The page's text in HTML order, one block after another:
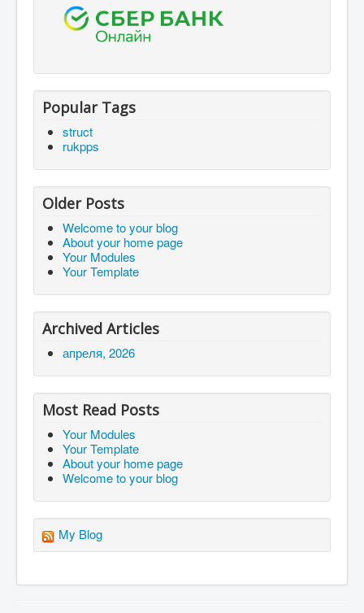
Popular Tags
struct
rukpps
Older Posts
Welcome to your blog
About your home page
Your Modules
Your Template
Archived Articles
апреля, 2026
Most Read Posts
Your Modules
Your Template
About your home page
Welcome to your blog
My Blog